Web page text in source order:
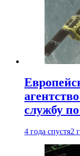
службу
4 года спустя2